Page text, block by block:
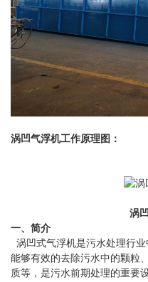
涡凹气浮机工作原理图：
涡
一、简介
涡凹式气浮机是污水处理行
能够有效的去除污水中的颗粒
质等，是污水前期处理的重要设